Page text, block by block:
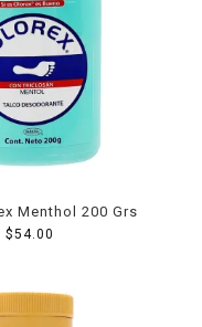
Menthol 200 Grs
$54.00